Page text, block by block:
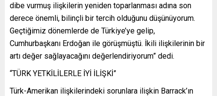
dibe vurmuş ilişkilerin yeniden toparlanması adına son
derece önemli, bilinçli bir tercih olduğunu düşünüyorum.
Geçtiğimiz dönemlerde de Türkiye’ye gelip,
Cumhurbaşkanı Erdoğan ile görüşmüştü. İkili ilişkilerinin bir
artı değer sağlayacağını değerlendiriyorum” dedi.
“TÜRK YETKİLİLERLE İYİ İLİŞKİ”
Türk-Amerikan ilişkilerindeki sorunlara ilişkin Barrack’ın